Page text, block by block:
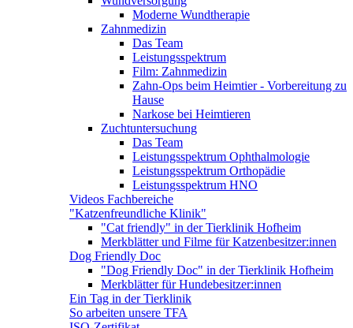
Moderne Wundtherapie
Zahnmedizin
Das Team
Leistungsspektrum
Film: Zahnmedizin
Zahn-Ops beim Heimtier - Vorbereitung zu
Hause
Narkose bei Heimtieren
Zuchtuntersuchung
Das Team
Leistungsspektrum Ophthalmologie
Leistungsspektrum Orthopädie
Leistungsspektrum HNO
Videos Fachbereiche
"Katzenfreundliche Klinik"
"Cat friendly" in der Tierklinik Hofheim
Merkblätter und Filme für Katzenbesitzer:innen
Dog Friendly Doc
"Dog Friendly Doc" in der Tierklinik Hofheim
Merkblätter für Hundebesitzer:innen
Ein Tag in der Tierklinik
So arbeiten unsere TFA